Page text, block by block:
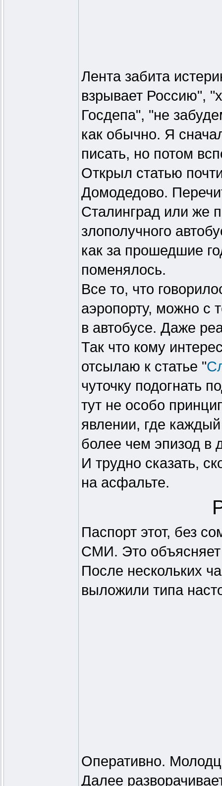
Лента забита
взрывает Россию",
Госдепа", "не
как обычно. Я
писать, но потом
Открыл статью
Домодедово.
Сталинград или же
злополучного
как за прошедшие
поменялось.
Все то, что
аэропорту, можно с
в автобусе. Даже
Так что кому
отсылаю к статье "
чуточку подогнать
тут не особо
явлении, где
более чем эпизод в
И трудно сказать,
на асфальте.
Паспорт этот, без
СМИ. Это объясняет
После нескольких
выложили типа
Оперативно.
Далее